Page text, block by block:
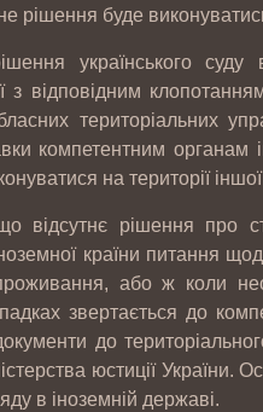
рішення буде
українського суду
з відповідним
територіальних
компетентним органам
на території
відсутнє рішення про
країни питання
або ж коли
звертається до
до
юстиції України.
в іноземній державі.